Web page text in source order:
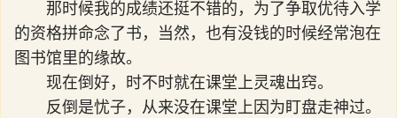
那时候我的成绩还挺不错的，为了争取优待入学
的资格拼命念了书，当然，也有没钱的时候经常泡在
图书馆里的缘故。
现在倒好，时不时就在课堂上灵魂出窍。
反倒是忧子，从来没在课堂上因为盯盘走神过。